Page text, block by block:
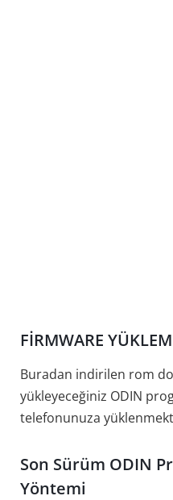
FİRMWARE
Buradan indirilen rom
yükleyeceğiniz ODIN
telefonunuza
Son Sürüm ODIN
Yöntemi